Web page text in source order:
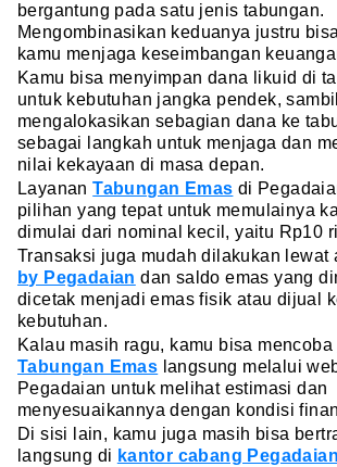
bergantung pada satu jenis tabungan.
Mengombinasikan keduanya justru
kamu menjaga keseimbangan
Kamu bisa menyimpan dana likuid di
untuk kebutuhan jangka pendek, sambil
mengalokasikan sebagian dana ke
sebagai langkah untuk menjaga dan
nilai kekayaan di masa depan.
LayananTabungan Emas di
pilihan yang tepat untuk memulainya
dimulai dari nominal kecil, yaitu Rp10
Transaksi juga mudah dilakukan
by Pegadaian dan saldo emas yang
dicetak menjadi emas fisik atau dijual
kebutuhan.
Kalau masih ragu, kamu bisa mencoba
Tabungan Emas langsung melalui
Pegadaian untuk melihat estimasi dan
menyesuaikannya dengan kondisi
Di sisi lain, kamu juga masih bisa
langsung di kantor cabang